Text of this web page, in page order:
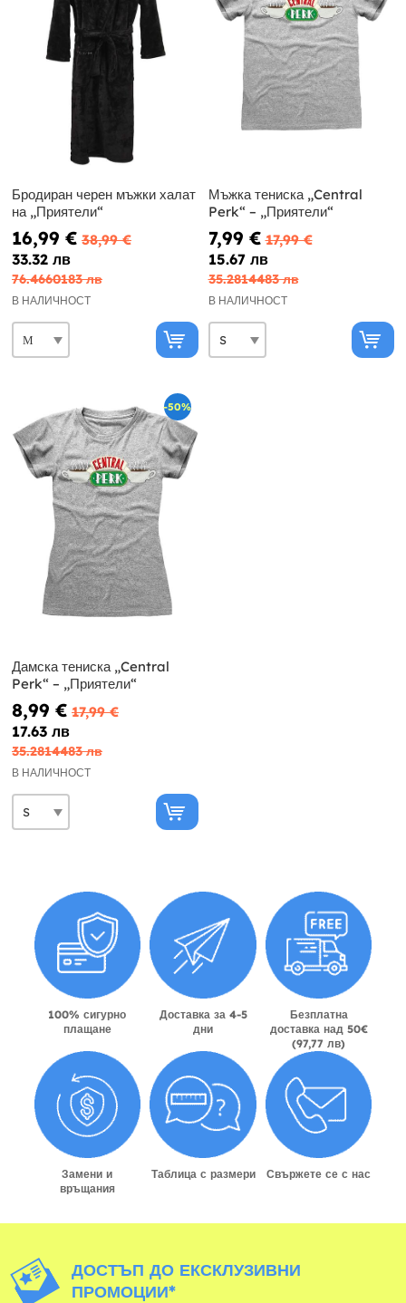
Бродиран черен мъжки халат
на „Приятели“
16,99 € 38,99 €
33.32 лв
76.4660183 лв
В НАЛИЧНОСТ
Мъжка тениска „Central
Perk“ – „Приятели“
7,99 € 17,99 €
15.67 лв
35.2814483 лв
В НАЛИЧНОСТ
-50%
Дамска тениска „Central
Perk“ – „Приятели“
8,99 € 17,99 €
17.63 лв
35.2814483 лв
В НАЛИЧНОСТ
100% сигурно
плащане
Доставка за 4-5
дни
Безплатна
доставка над 50€
(97,77 лв)
Замени и
връщания
Таблица с размери Свържете се с нас
ДОСТЪП ДО ЕКСКЛУЗИВНИ
ПРОМОЦИИ*